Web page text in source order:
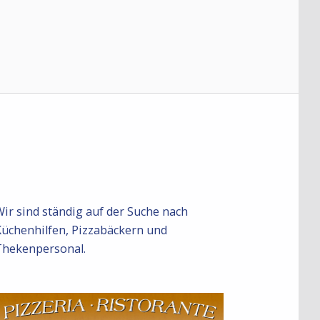
sind ständig auf der Suche nach
Pizzabäckern und